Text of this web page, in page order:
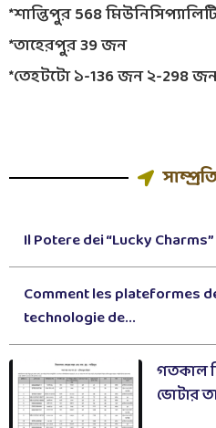
*শান্তিপুর 568
*তাহেরপুর 39 জন
*তেহটটো ১-136 জন ২-298
Il Potere dei “Lucky
Comment les plateformes
technologie de...
গতকাল
ভোটার